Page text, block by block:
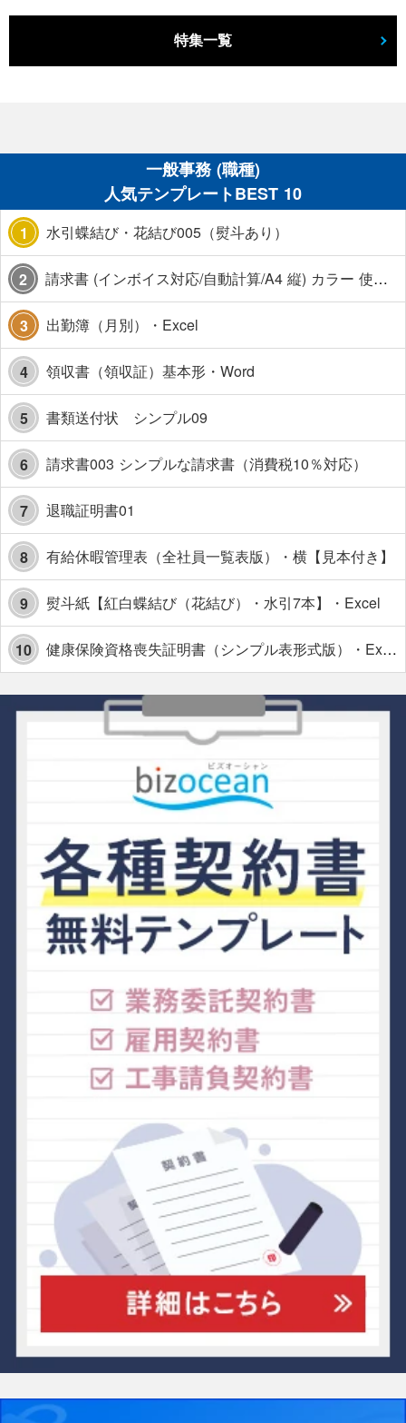
特集一覧
一般事務 (職種)
人気テンプレートBEST 10
1 水引蝶結び・花結び005（熨斗あり）
2 請求書 (インボイス対応/自動計算/A4 縦) カラー 使い方解説あり
3 出勤簿（月別）・Excel
4 領収書（領収証）基本形・Word
5 書類送付状 シンプル09
6 請求書003 シンプルな請求書（消費税10％対応）
7 退職証明書01
8 有給休暇管理表（全社員一覧表版）・横【見本付き】
9 熨斗紙【紅白蝶結び（花結び）・水引7本】・Excel
10 健康保険資格喪失証明書（シンプル表形式版）・Excel【見本付き】